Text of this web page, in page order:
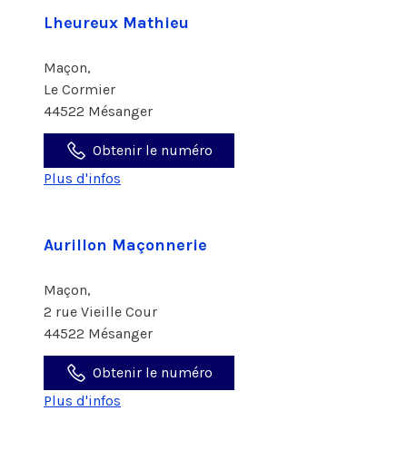
Lheureux Mathieu
Maçon,
Le Cormier
44522 Mésanger
Obtenir le numéro
Plus d'infos
Aurillon Maçonnerie
Maçon,
2 rue Vieille Cour
44522 Mésanger
Obtenir le numéro
Plus d'infos